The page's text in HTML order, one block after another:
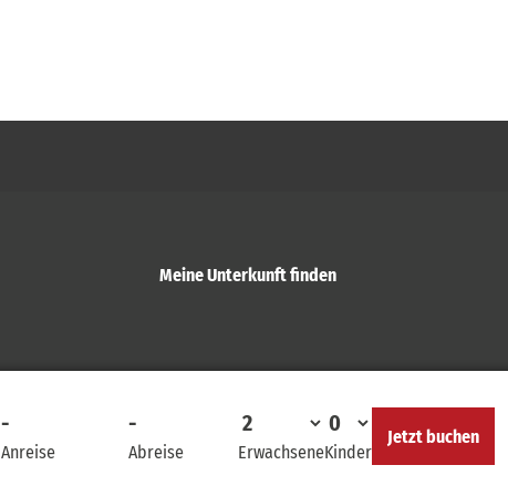
Meine Unterkunft finden
Anreise
-
Abreise
-
ErwachseneKinder
Jetzt buchen